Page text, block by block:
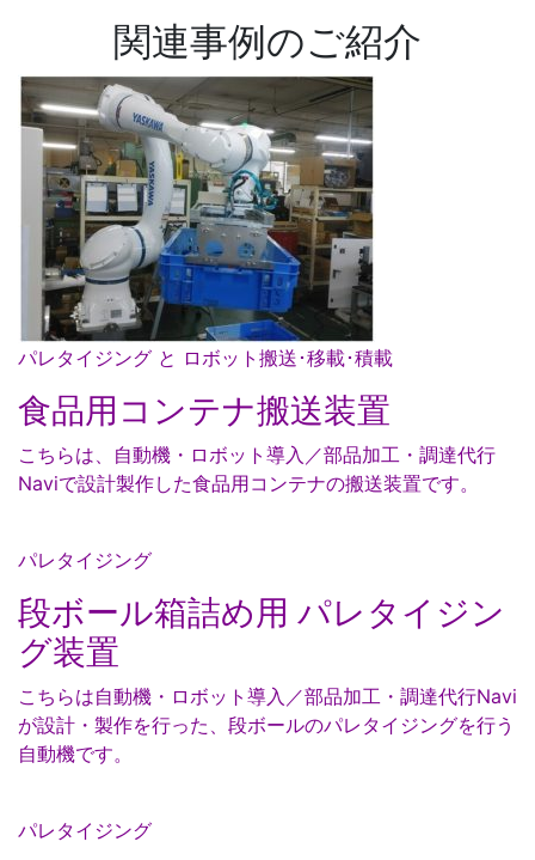
関連事例のご紹介
パレタイジング と ロボット搬送･移載･積載
食品用コンテナ搬送装置
こちらは、自動機・ロボット導入／部品加工・調達代行
Naviで設計製作した食品用コンテナの搬送装置です。
パレタイジング
段ボール箱詰め用 パレタイジン
グ装置
こちらは自動機・ロボット導入／部品加工・調達代行Navi
が設計・製作を行った、段ボールのパレタイジングを行う
自動機です。
パレタイジング